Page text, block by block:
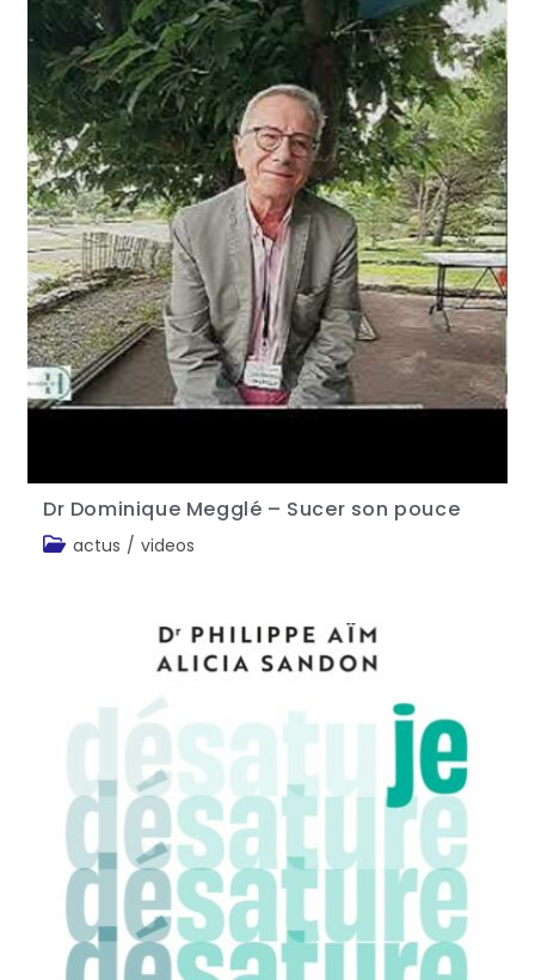
Dr Dominique Megglé – Sucer son pouce
actus / videos